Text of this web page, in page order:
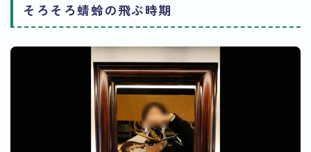
そろそろ蜻蛉の飛ぶ時期